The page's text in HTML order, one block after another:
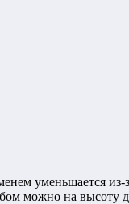
уменьшается
можно на высоту